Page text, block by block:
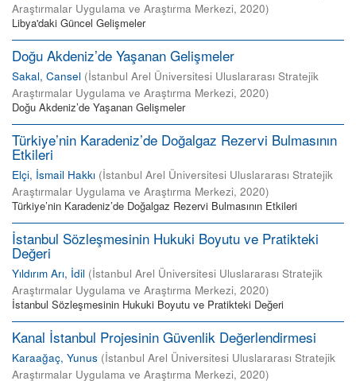
Araştırmalar Uygulama ve Araştırma Merkezi, 2020)
Libya'daki Güncel Gelişmeler
Doğu Akdeniz’de Yaşanan Gelişmeler
Sakal, Cansel (İstanbul Arel Üniversitesi Uluslararası Stratejik
Araştırmalar Uygulama ve Araştırma Merkezi, 2020)
Doğu Akdeniz’de Yaşanan Gelişmeler
Türkiye’nin Karadeniz’de Doğalgaz Rezervi Bulmasının
Etkileri
Elçi, İsmail Hakkı (İstanbul Arel Üniversitesi Uluslararası Stratejik
Araştırmalar Uygulama ve Araştırma Merkezi, 2020)
Türkiye’nin Karadeniz’de Doğalgaz Rezervi Bulmasının Etkileri
İstanbul Sözleşmesinin Hukuki Boyutu ve Pratikteki
Değeri
Yıldırım Arı, İdil (İstanbul Arel Üniversitesi Uluslararası Stratejik
Araştırmalar Uygulama ve Araştırma Merkezi, 2020)
İstanbul Sözleşmesinin Hukuki Boyutu ve Pratikteki Değeri
Kanal İstanbul Projesinin Güvenlik Değerlendirmesi
Karaağaç, Yunus (İstanbul Arel Üniversitesi Uluslararası Stratejik
Araştırmalar Uygulama ve Araştırma Merkezi, 2020)